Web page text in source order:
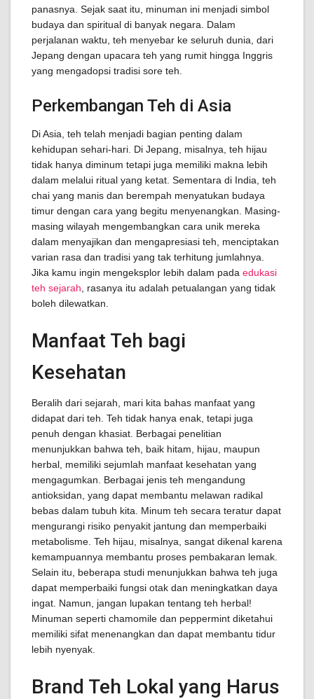
panasnya. Sejak saat itu, minuman ini menjadi simbol
budaya dan spiritual di banyak negara. Dalam
perjalanan waktu, teh menyebar ke seluruh dunia, dari
Jepang dengan upacara teh yang rumit hingga Inggris
yang mengadopsi tradisi sore teh.
Perkembangan Teh di Asia
Di Asia, teh telah menjadi bagian penting dalam
kehidupan sehari-hari. Di Jepang, misalnya, teh hijau
tidak hanya diminum tetapi juga memiliki makna lebih
dalam melalui ritual yang ketat. Sementara di India, teh
chai yang manis dan berempah menyatukan budaya
timur dengan cara yang begitu menyenangkan. Masing-
masing wilayah mengembangkan cara unik mereka
dalam menyajikan dan mengapresiasi teh, menciptakan
varian rasa dan tradisi yang tak terhitung jumlahnya.
Jika kamu ingin mengeksplor lebih dalam pada edukasi
teh sejarah , rasanya itu adalah petualangan yang tidak
boleh dilewatkan.
Manfaat Teh bagi
Kesehatan
Beralih dari sejarah, mari kita bahas manfaat yang
didapat dari teh. Teh tidak hanya enak, tetapi juga
penuh dengan khasiat. Berbagai penelitian
menunjukkan bahwa teh, baik hitam, hijau, maupun
herbal, memiliki sejumlah manfaat kesehatan yang
mengagumkan. Berbagai jenis teh mengandung
antioksidan, yang dapat membantu melawan radikal
bebas dalam tubuh kita. Minum teh secara teratur dapat
mengurangi risiko penyakit jantung dan memperbaiki
metabolisme. Teh hijau, misalnya, sangat dikenal karena
kemampuannya membantu proses pembakaran lemak.
Selain itu, beberapa studi menunjukkan bahwa teh juga
dapat memperbaiki fungsi otak dan meningkatkan daya
ingat. Namun, jangan lupakan tentang teh herbal!
Minuman seperti chamomile dan peppermint diketahui
memiliki sifat menenangkan dan dapat membantu tidur
lebih nyenyak.
Brand Teh Lokal yang Harus